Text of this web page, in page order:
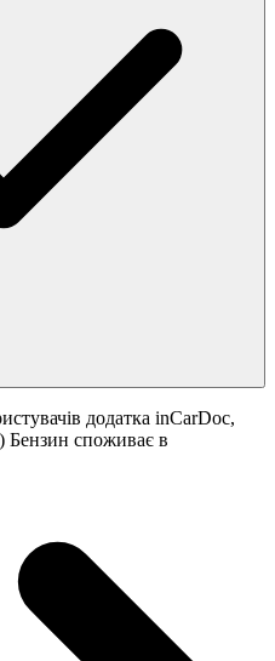
додатка inCarDoc,
Бензин споживає в